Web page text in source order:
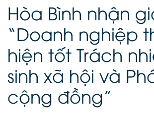
Hòa Bình nhận
“Doanh nghiệp
hiện tốt Trách
sinh xã hội và
cộng đồng”